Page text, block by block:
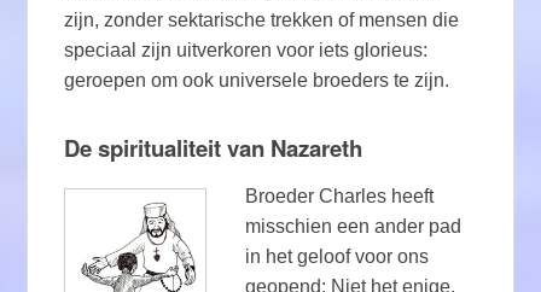
zijn, zonder sektarische trekken of mensen die
speciaal zijn uitverkoren voor iets glorieus:
geroepen om ook universele broeders te zijn.
De spiritualiteit van Nazareth
Broeder Charles heeft
misschien een ander pad
in het geloof voor ons
geopend; Niet het enige,